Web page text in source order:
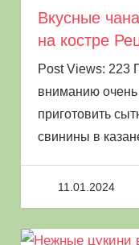
Вкусные
на костре
Post Views: 223
вниманию очень
приготовить
свинины в
11.01.2024